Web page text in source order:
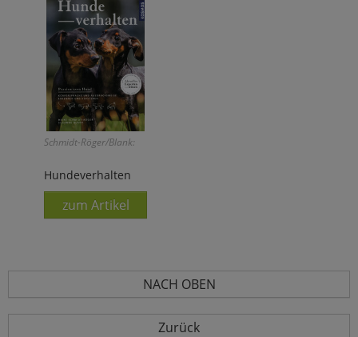
Schmidt-Röger/Blank:
Hundeverhalten
zum Artikel
NACH OBEN
Zurück